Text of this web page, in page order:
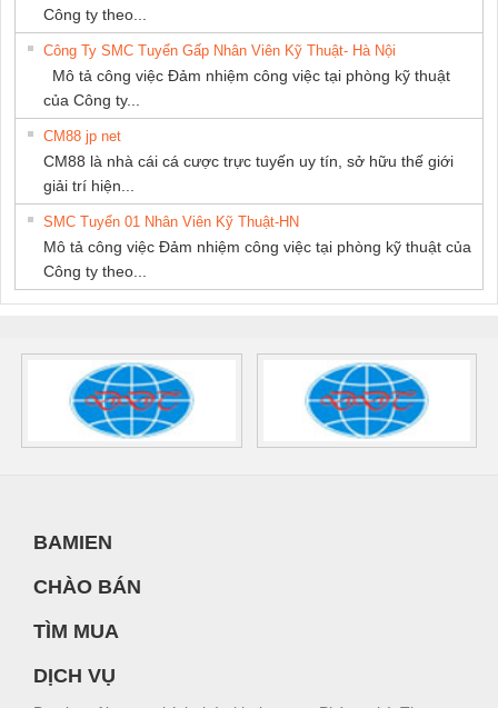
Công ty theo...
Công Ty SMC Tuyển Gấp Nhân Viên Kỹ Thuật- Hà Nội
Mô tả công việc Đảm nhiệm công việc tại phòng kỹ thuật
của Công ty...
CM88 jp net
CM88 là nhà cái cá cược trực tuyến uy tín, sở hữu thế giới
giải trí hiện...
SMC Tuyển 01 Nhân Viên Kỹ Thuật-HN
Mô tả công việc Đảm nhiệm công việc tại phòng kỹ thuật của
Công ty theo...
BAMIEN
CHÀO BÁN
TÌM MUA
DỊCH VỤ